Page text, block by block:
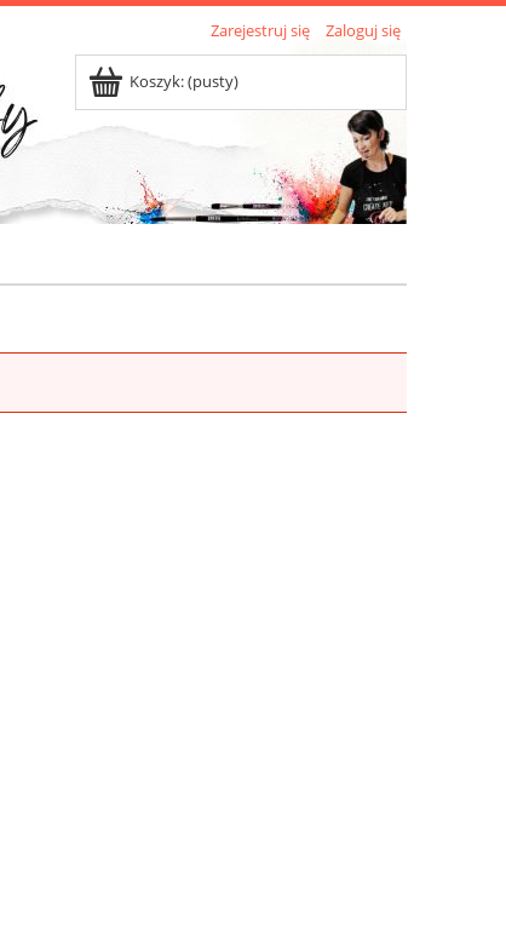
Zarejestruj się Zaloguj się
Koszyk:(pusty)